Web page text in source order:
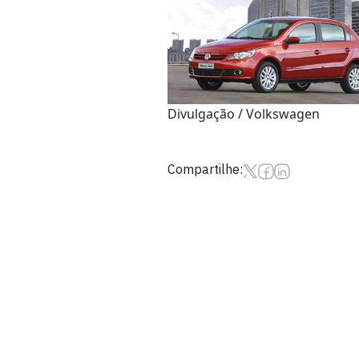
Divulgação / Volkswagen
Compartilhe: